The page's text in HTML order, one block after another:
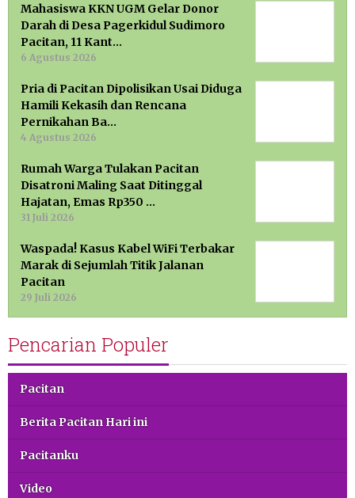
Mahasiswa KKN UGM Gelar Donor
Darah di Desa Pagerkidul Sudimoro
Pacitan, 11 Kant…
6 Agustus 2026
Pria di Pacitan Dipolisikan Usai Diduga
Hamili Kekasih dan Rencana
Pernikahan Ba…
4 Agustus 2026
Rumah Warga Tulakan Pacitan
Disatroni Maling Saat Ditinggal
Hajatan, Emas Rp350 …
31 Juli 2026
Waspada! Kasus Kabel WiFi Terbakar
Marak di Sejumlah Titik Jalanan
Pacitan
29 Juli 2026
Pencarian Populer
Pacitan
Berita Pacitan Hari ini
Pacitanku
Video